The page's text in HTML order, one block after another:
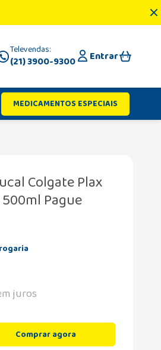
Televendas:
(21) 3900-9300 Entrar
MEDICAMENTOS ESPECIAIS
Colgate Plax
Pague
juros
Comprar agora